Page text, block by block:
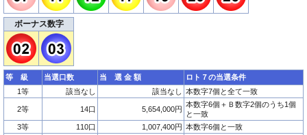
ボーナス数字
等 級 当選口数 当 選 金 額
ロト７の当選条件
1等
該当なし 該当なし 本数字7個と全て一致
2等 14口 5,654,000円
本数字6個＋Ｂ数字2個のうち1個
と一致
3等
110口 1,007,400円 本数字6個と一致